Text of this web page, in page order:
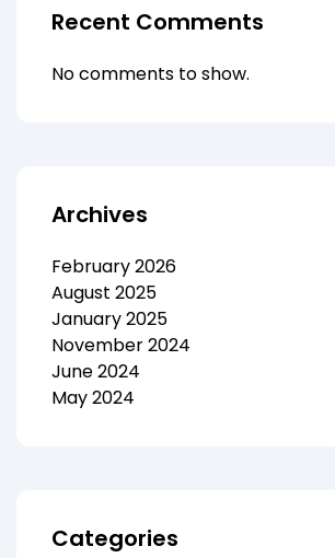
Recent Comments
No comments to show.
Archives
February 2026
August 2025
January 2025
November 2024
June 2024
May 2024
Categories